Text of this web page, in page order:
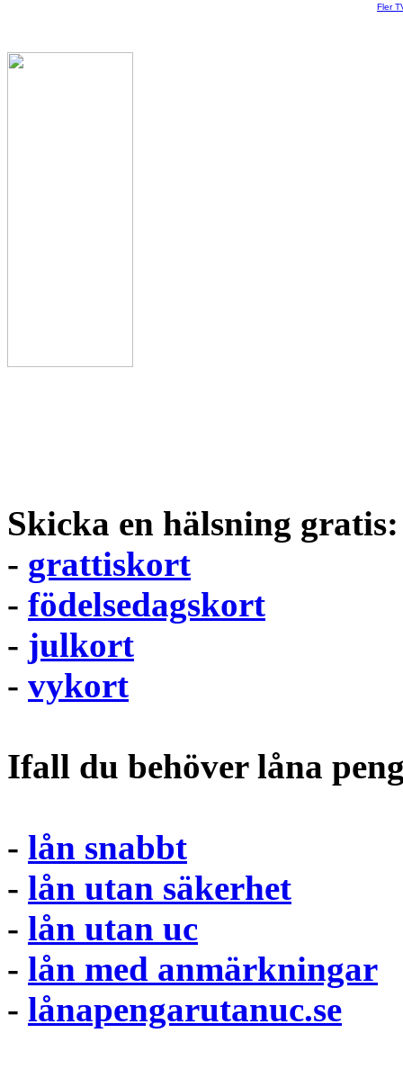
Fler
Skicka en hälsning gratis:
- grattiskort
- födelsedagskort
- julkort
- vykort
Ifall du behöver låna
- lån snabbt
- lån utan säkerhet
- lån utan uc
- lån med anmärkningar
- lånapengarutanuc.se